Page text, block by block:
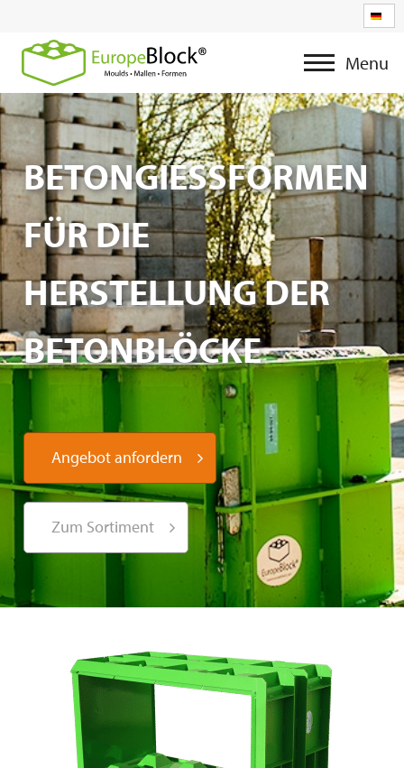
Menu
BETONGIESSFORMEN F
ÜR DIE H
ERSTELLUNG DER B
ETONBLÖCKE
Angebot anfordern
Zum Sortiment